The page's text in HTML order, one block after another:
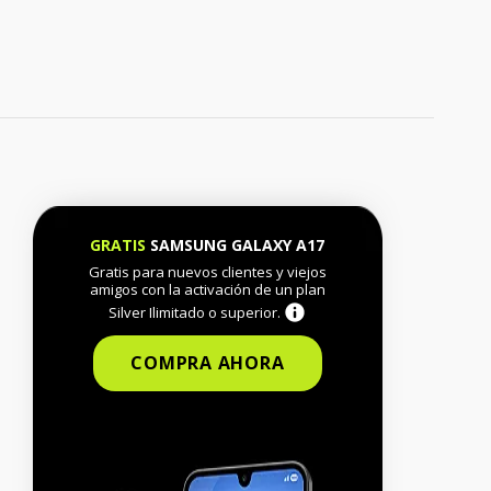
GRATIS SAMSUNG GALAXY A17
Gratis para nuevos clientes y viejos
amigos con la activación de un plan
Silver Ilimitado o superior.
COMPRA AHORA